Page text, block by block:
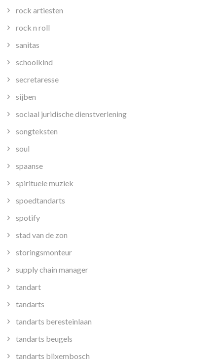
rock artiesten
rock n roll
sanitas
schoolkind
secretaresse
sijben
sociaal juridische dienstverlening
songteksten
soul
spaanse
spirituele muziek
spoedtandarts
spotify
stad van de zon
storingsmonteur
supply chain manager
tandart
tandarts
tandarts beresteinlaan
tandarts beugels
tandarts blixembosch